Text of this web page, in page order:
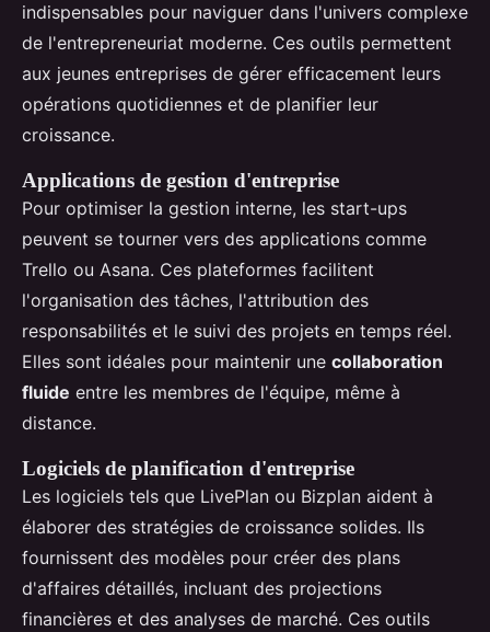
indispensables pour naviguer dans l'univers complexe
de l'entrepreneuriat moderne. Ces outils permettent
aux jeunes entreprises de gérer efficacement leurs
opérations quotidiennes et de planifier leur
croissance.
Applications de gestion d'entreprise
Pour optimiser la gestion interne, les start-ups
peuvent se tourner vers des applications comme
Trello ou Asana. Ces plateformes facilitent
l'organisation des tâches, l'attribution des
responsabilités et le suivi des projets en temps réel.
Elles sont idéales pour maintenir une collaboration
fluide entre les membres de l'équipe, même à
distance.
Logiciels de planification d'entreprise
Les logiciels tels que LivePlan ou Bizplan aident à
élaborer des stratégies de croissance solides. Ils
fournissent des modèles pour créer des plans
d'affaires détaillés, incluant des projections
financières et des analyses de marché. Ces outils